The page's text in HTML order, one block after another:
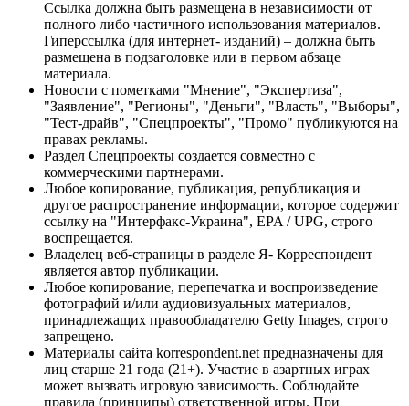
Ссылка должна быть размещена в независимости от
полного либо частичного использования материалов.
Гиперссылка (для интернет- изданий) – должна быть
размещена в подзаголовке или в первом абзаце
материала.
Новости с пометками "Мнение", "Экспертиза",
"Заявление", "Регионы", "Деньги", "Власть", "Выборы",
"Тест-драйв", "Спецпроекты", "Промо" публикуются на
правах рекламы.
Раздел Спецпроекты создается совместно с
коммерческими партнерами.
Любое копирование, публикация, републикация и
другое распространение информации, которое содержит
ссылку на "Интерфакс-Украина", EPA / UPG, строго
воспрещается.
Владелец веб-страницы в разделе Я- Корреспондент
является автор публикации.
Любое копирование, перепечатка и воспроизведение
фотографий и/или аудиовизуальных материалов,
принадлежащих правообладателю Getty Images, строго
запрещено.
Материалы сайта korrespondent.net предназначены для
лиц старше 21 года (21+). Участие в азартных играх
может вызвать игровую зависимость. Соблюдайте
правила (принципы) ответственной игры. При